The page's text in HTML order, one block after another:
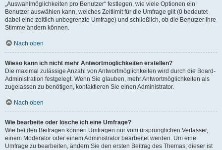
„Auswahlmöglichkeiten pro Benutzer“ festlegen, wie viele Optionen ein
Benutzer auswählen kann, welches Zeitlimit für die Umfrage gilt (0 bedeutet
dabei eine zeitlich unbegrenzte Umfrage) und schließlich, ob die Benutzer ihre
Stimme ändern können.
Nach oben
Wieso kann ich nicht mehr Antwortmöglichkeiten erstellen?
Die maximal zulässige Anzahl von Antwortmöglichkeiten wird durch die Board-
Administration festgelegt. Wenn Sie glauben, mehr Antwortmöglichkeiten als
zugelassen zu benötigen, kontaktieren Sie einen Administrator.
Nach oben
Wie bearbeite oder lösche ich eine Umfrage?
Wie bei den Beiträgen können Umfragen nur vom ursprünglichen Verfasser,
einem Moderator oder einem Administrator bearbeitet werden. Um eine
Umfrage zu bearbeiten, ändern Sie den ersten Beitrag des Themas; dieser ist